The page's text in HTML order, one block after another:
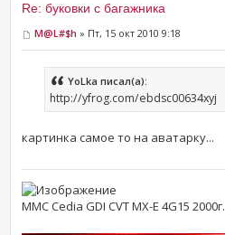
Re: буковки с багажника
M@L#$h » Пт, 15 окт 2010 9:18
YoLka писал(а):
http://yfrog.com/ebdsc00634xyj
картинка самое то на аватарку...
MMC Cedia GDI CVT MX-E 4G15 2000г.